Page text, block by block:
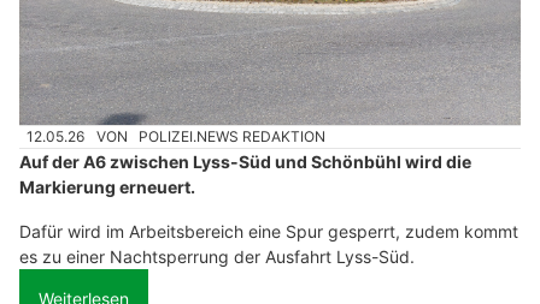
12.05.26 VON POLIZEI.NEWS REDAKTION
Auf der A6 zwischen Lyss-Süd und Schönbühl wird die
Markierung erneuert.
Dafür wird im Arbeitsbereich eine Spur gesperrt, zudem kommt
es zu einer Nachtsperrung der Ausfahrt Lyss-Süd.
Weiterlesen